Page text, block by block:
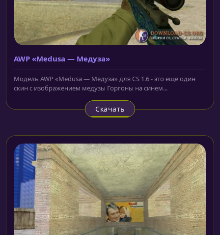
AWP «Medusa — Медуза»
Модель AWP «Medusa — Медуза» для CS 1.6 - это еще один
скин с изображением медузы Горгоны на синем...
Скачать